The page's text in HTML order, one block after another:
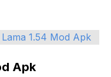
1.54 Mod Apk
Apk